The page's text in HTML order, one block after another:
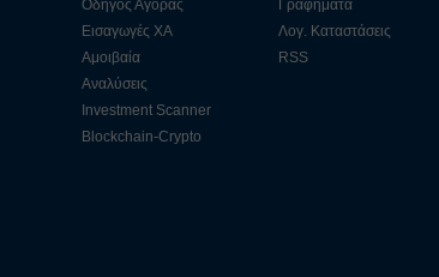
Οδηγός Αγοράς
Εισαγωγές ΧΑ
Αμοιβαία
Αναλύσεις
Investment Scanner
Blockchain-Crypto
Γραφήματα
Λογ. Καταστάσεις
RSS